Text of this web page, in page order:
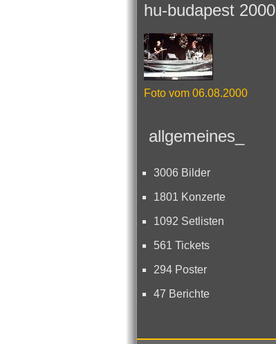
hu-budapest 2000
Foto vom 06.08.2000
allgemeines_
3006 Bilder
1801 Konzerte
1092 Setlisten
561 Tickets
294 Poster
47 Berichte